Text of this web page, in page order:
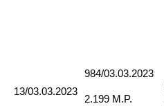
13/03.03.2023
984/03.03.2023
2.199 M.P.